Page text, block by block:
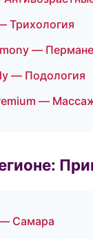
Трихология
—
— Подология
—
Самара